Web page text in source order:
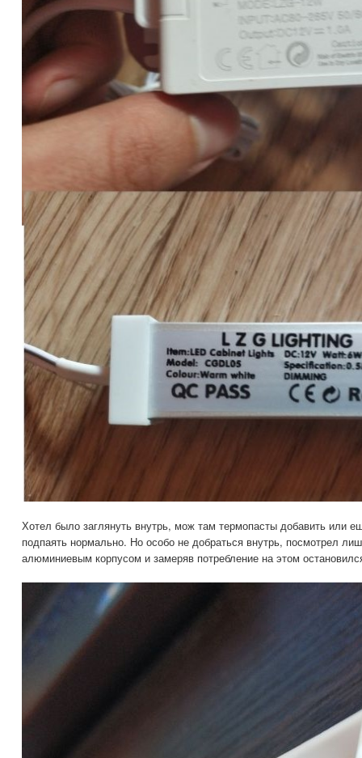
Хотел было заглянуть внутрь, мож там термопасты добавить или
подпаять нормально. Но особо не добраться внутрь, посмотрел
алюминиевым корпусом и замеряв потребление на этом